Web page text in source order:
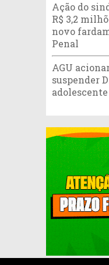
Ação do
R$ 3,2
novo
Penal
AGU
suspender
adolescente